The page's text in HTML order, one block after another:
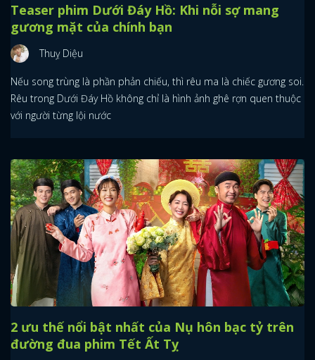
Teaser phim Dưới Đáy Hồ: Khi nỗi sợ mang
gương mặt của chính bạn
Thuỵ Diệu
Nếu song trùng là phần phản chiếu, thì rêu ma là chiếc gương soi.
Rêu trong Dưới Đáy Hồ không chỉ là hình ảnh ghê rợn quen thuộc
với người từng lội nước
2 ưu thế nổi bật nhất của Nụ hôn bạc tỷ trên
đường đua phim Tết Ất Tỵ